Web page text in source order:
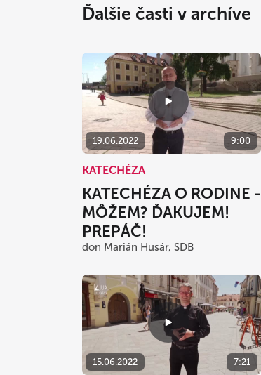
Ďalšie časti v archíve
19.06.2022 9:00
KATECHÉZA
KATECHÉZA O RODINE -
MÔŽEM? ĎAKUJEM!
PREPÁČ!
don Marián Husár, SDB
15.06.2022 7:21